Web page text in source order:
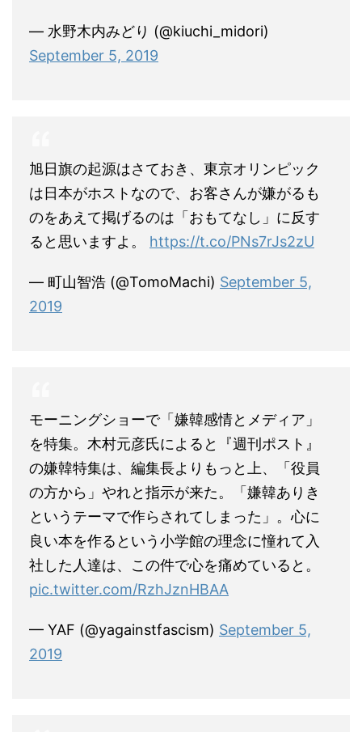
— 水野木内みどり (@kiuchi_midori)
September 5, 2019
旭日旗の起源はさておき、東京オリンピック
は日本がホストなので、お客さんが嫌がるも
のをあえて掲げるのは「おもてなし」に反す
ると思いますよ。 https://t.co/PNs7rJs2zU
— 町山智浩 (@TomoMachi) September 5,
2019
モーニングショーで「嫌韓感情とメディア」
を特集。木村元彦氏によると『週刊ポスト』
の嫌韓特集は、編集長よりもっと上、「役員
の方から」やれと指示が来た。「嫌韓ありき
というテーマで作らされてしまった」。心に
良い本を作るという小学館の理念に憧れて入
社した人達は、この件で心を痛めていると。
pic.twitter.com/RzhJznHBAA
— YAF (@yagainstfascism) September 5,
2019